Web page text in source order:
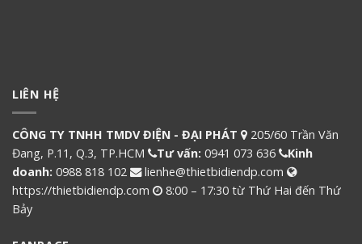
LIÊN HỆ
CÔNG TY TNHH TMDV ĐIỆN - ĐẠI PHÁT
205/60 Trần Văn
Đang, P.11, Q.3, TP.HCM
Tư vấn: 0941 073 636
Kinh
doanh: 0988 818 102
lienhe@thietbidiendp.com
https://thietbidiendp.com
8:00 – 17:30 từ Thứ Hai đến Thứ
Bảy